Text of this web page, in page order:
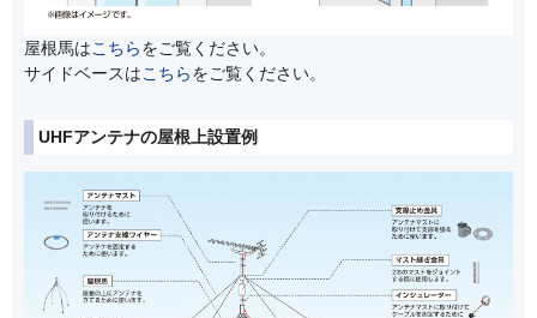
屋根馬はこちらをご覧ください。
サイドベースはこちらをご覧ください。
UHFアンテナの屋根上設置例